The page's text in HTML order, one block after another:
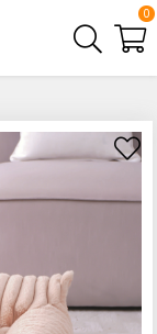
0